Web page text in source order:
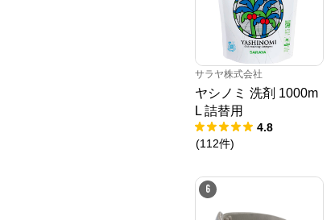
サラヤ株式会社
ヤシノミ 洗剤 1000m
L 詰替用
4.8
(112件)
6